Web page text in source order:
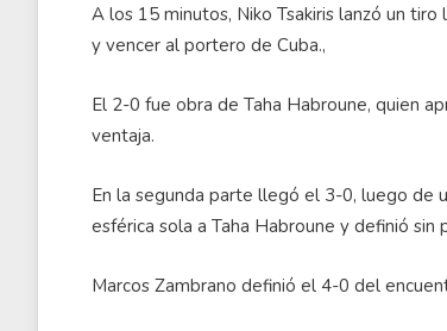
A los 15 minutos, Niko Tsakiris lanzó un
y vencer al portero de Cuba.,
El 2-0 fue obra de Taha Habroune, quien
ventaja.
En la segunda parte llegó el 3-0, luego de
esférica sola a Taha Habroune y definió sin
Marcos Zambrano definió el 4-0 del